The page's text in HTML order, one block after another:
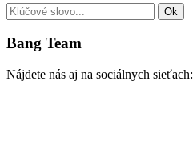
Bang Team
Nájdete nás aj na sociálnych sieťach: